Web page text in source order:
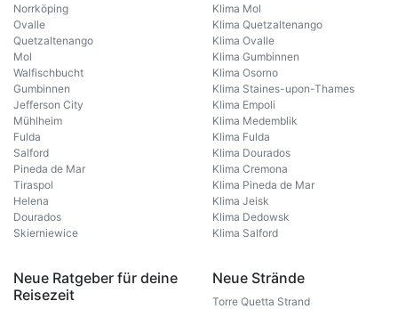
Norrköping
Ovalle
Quetzaltenango
Mol
Walfischbucht
Gumbinnen
Jefferson City
Mühlheim
Fulda
Salford
Pineda de Mar
Tiraspol
Helena
Dourados
Skierniewice
Klima Mol
Klima Quetzaltenango
Klima Ovalle
Klima Gumbinnen
Klima Osorno
Klima Staines-upon-Thames
Klima Empoli
Klima Medemblik
Klima Fulda
Klima Dourados
Klima Cremona
Klima Pineda de Mar
Klima Jeisk
Klima Dedowsk
Klima Salford
Neue Ratgeber für deine
Reisezeit
Neue Strände
Torre Quetta Strand